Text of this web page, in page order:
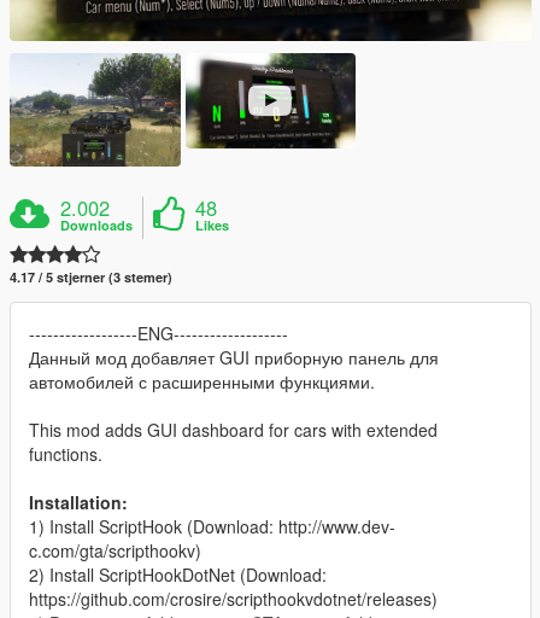
2.002
Downloads
48
Likes
4.17 / 5 stjerner (3 stemer)
------------------ENG-------------------
Данный мод добавляет GUI приборную панель для
автомобилей с расширенными функциями.
This mod adds GUI dashboard for cars with extended
functions.
Installation:
1) Install ScriptHook (Download: http://www.dev-
c.com/gta/scripthookv)
2) Install ScriptHookDotNet (Download:
https://github.com/crosire/scripthookvdotnet/releases)